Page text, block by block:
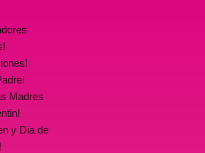
Madres
y Dia de